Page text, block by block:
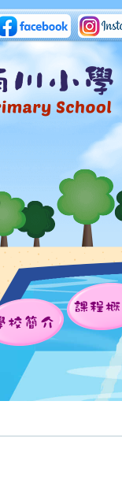
學校簡介
課程概